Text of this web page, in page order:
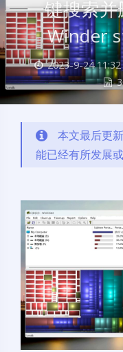
一键搜索
Winder
2023-9-24 11:32
本文最后更
能已经有所发展